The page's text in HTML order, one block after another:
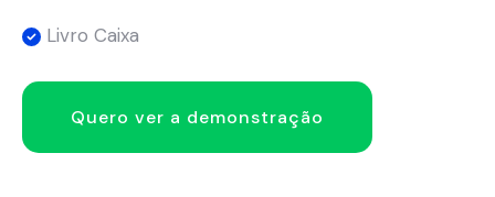
Livro Caixa
Quero ver a demonstração